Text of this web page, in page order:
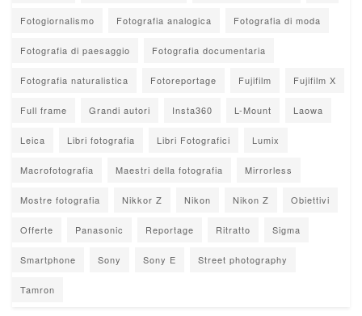
Fotogiornalismo Fotografia analogica Fotografia di moda
Fotografia di paesaggio Fotografia documentaria
Fotografia naturalistica Fotoreportage Fujifilm Fujifilm X
Full frame Grandi autori Insta360 L-Mount Laowa
Leica Libri fotografia Libri Fotografici Lumix
Macrofotografia Maestri della fotografia Mirrorless
Mostre fotografia Nikkor Z Nikon Nikon Z Obiettivi
Offerte Panasonic Reportage Ritratto Sigma
Smartphone Sony Sony E Street photography
Tamron